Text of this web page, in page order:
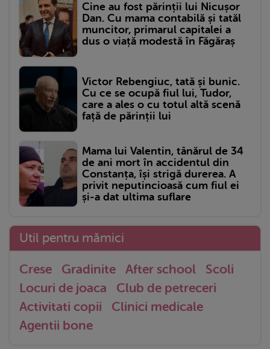
Cine au fost părinții lui Nicușor
Dan. Cu mama contabilă și tatăl
muncitor, primarul capitalei a
dus o viață modestă în Făgăraș
Victor Rebengiuc, tată și bunic.
Cu ce se ocupă fiul lui, Tudor,
care a ales o cu totul altă scenă
față de părinții lui
Mama lui Valentin, tânărul de 34
de ani mort în accidentul din
Constanța, își strigă durerea. A
privit neputincioasă cum fiul ei
și-a dat ultima suflare
Util pentru mămici
Crese Gradinite After school
Scoli
Locuri de joaca
Club de petreceri
Activitati copii
Clinici medicale
Agentii bone